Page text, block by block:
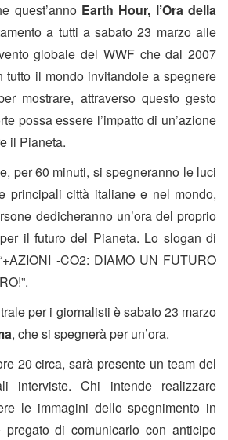
quest’anno Earth Hour, l’Ora della
a tutti a sabato 23 marzo alle
globale del WWF che dal 2007
tutto il mondo invitandole a spegnere
mostrare, attraverso questo gesto
possa essere l’impatto di un’azione
il Pianeta.
per 60 minuti, si spegneranno le luci
principali città italiane e nel mondo,
dedicheranno un’ora del proprio
il futuro del Pianeta. Lo slogan di
-CO2: DIAMO UN FUTURO
per i giornalisti è sabato 23 marzo
, che si spegnerà per un’ora.
20 circa, sarà presente un team del
interviste. Chi intende realizzare
le immagini dello spegnimento in
di comunicarlo con anticipo